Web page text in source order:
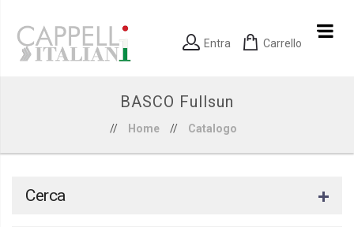
Entra Carrello
BASCO Fullsun
// Home // Catalogo
Cerca